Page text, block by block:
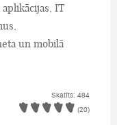
IT
un mobilā
Skatīts: 484
(20)